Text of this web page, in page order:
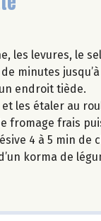
les levures, le
minutes
endroit tiède.
les étaler au
fromage frais
4 à 5 min de
korma de